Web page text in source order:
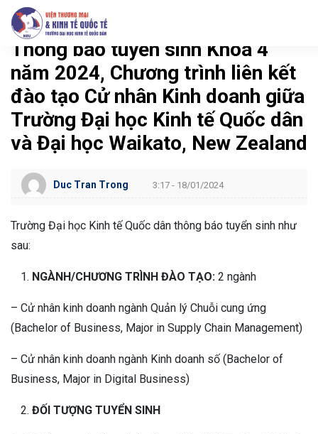
Đang tuyển sinh
sinh Khoá 3 năm 2022, Chương trình liên kết đào tạo Cử nhân Kinh
Thông báo tuyển sinh Khoá 4
năm 2024, Chương trình liên kết
đào tạo Cử nhân Kinh doanh giữa
Trường Đại học Kinh tế Quốc dân
và Đại học Waikato, New Zealand
Duc Tran Trong 3:17 - 18/01/2024
Trường Đại học Kinh tế Quốc dân thông báo tuyển sinh như
sau:
NGÀNH/CHƯƠNG TRÌNH ĐÀO TẠO: 2 ngành
– Cử nhân kinh doanh ngành Quản lý Chuỗi cung ứng
(Bachelor of Business, Major in Supply Chain Management)
– Cử nhân kinh doanh ngành Kinh doanh số (Bachelor of
Business, Major in Digital Business)
ĐỐI TƯỢNG TUYỂN SINH